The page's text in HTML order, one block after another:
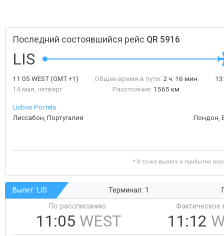
Последний состоявшийся рейс QR 5916
LIS
11:05 WEST(GMT +1)
14 мая, четверг
Общее время в пути: 2 ч. 16 мин.
Расстояние: 1565 км.
Lisbon Portela
Лиссабон, Португалия
Лондон,
* В точке вылета и прибытия
Вылет: LIS Терминал: 1
По рассписанию:
11:05 WEST
Фактическое
11:12